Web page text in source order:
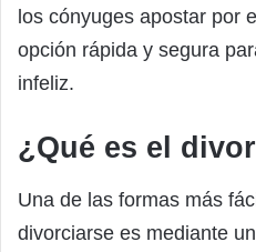
los cónyuges apostar por
opción rápida y segura
infeliz.
¿Qué es el
Una de las formas más
divorciarse es mediante